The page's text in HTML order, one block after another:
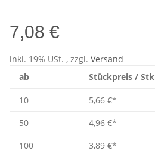
7,08 €
inkl. 19% USt. , zzgl. Versand
ab
Stückpreis / Stk
10 5,66 €*
50
4,96 €*
100
3,89 €*